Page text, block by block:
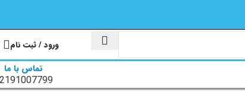
ورود / ثبت نام
تماس با ما